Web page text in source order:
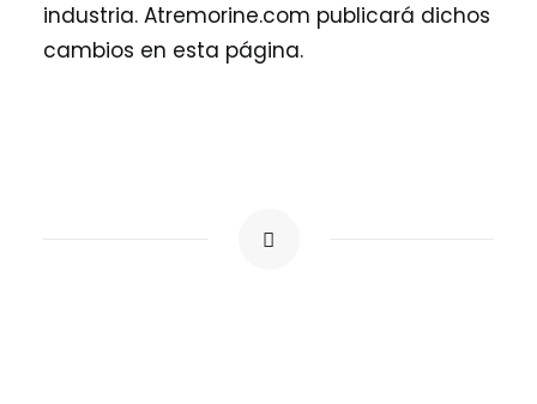
industria. Atremorine.com publicará dichos
cambios en esta página.